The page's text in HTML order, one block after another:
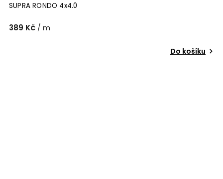
SUPRA RONDO 4x4.0
389 Kč / m
Do košíku